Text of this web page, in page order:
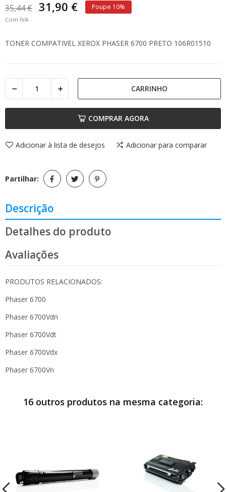
35,44 € 31,90 € Poupe 10%
Com IVA
TONER COMPATIVEL XEROX PHASER 6700 PRETO 106R01510
CARRINHO
COMPRAR AGORA
Adicionar à lista de desejos Adicionar para comparar
Partilhar:
Descrição
Detalhes do produto
Avaliações
PRODUTOS RELACIONADOS:
Phaser 6700
Phaser 6700Vdn
Phaser 6700Vdt
Phaser 6700Vdx
Phaser 6700Vn
16 outros produtos na mesma categoria: